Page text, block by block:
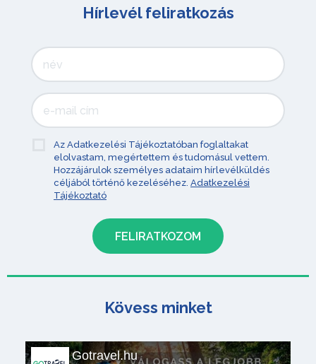
Hírlevél feliratkozás
Az Adatkezelési Tájékoztatóban foglaltakat
elolvastam, megértettem és tudomásul vettem.
Hozzájárulok személyes adataim hírlevélküldés
céljából történő kezeléséhez. Adatkezelési
Tájékoztató
Kövess minket
Gotravel.hu